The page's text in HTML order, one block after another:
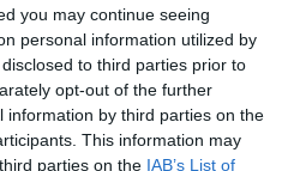
you may continue seeing
personal information utilized by
to third parties prior to
opt-out of the further
information by third parties on the
This information may
parties on the IAB’s List of